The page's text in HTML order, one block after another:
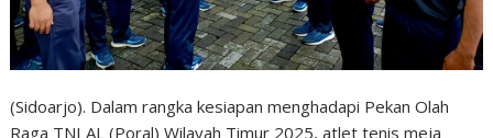
(Sidoarjo). Dalam rangka kesiapan menghadapi Pekan Olah
Raga TNI AL (Poral) Wilayah Timur 2025, atlet tenis meja